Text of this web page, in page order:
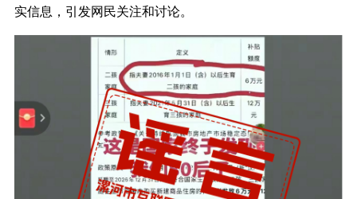
实信息，引发网民关注和讨论。